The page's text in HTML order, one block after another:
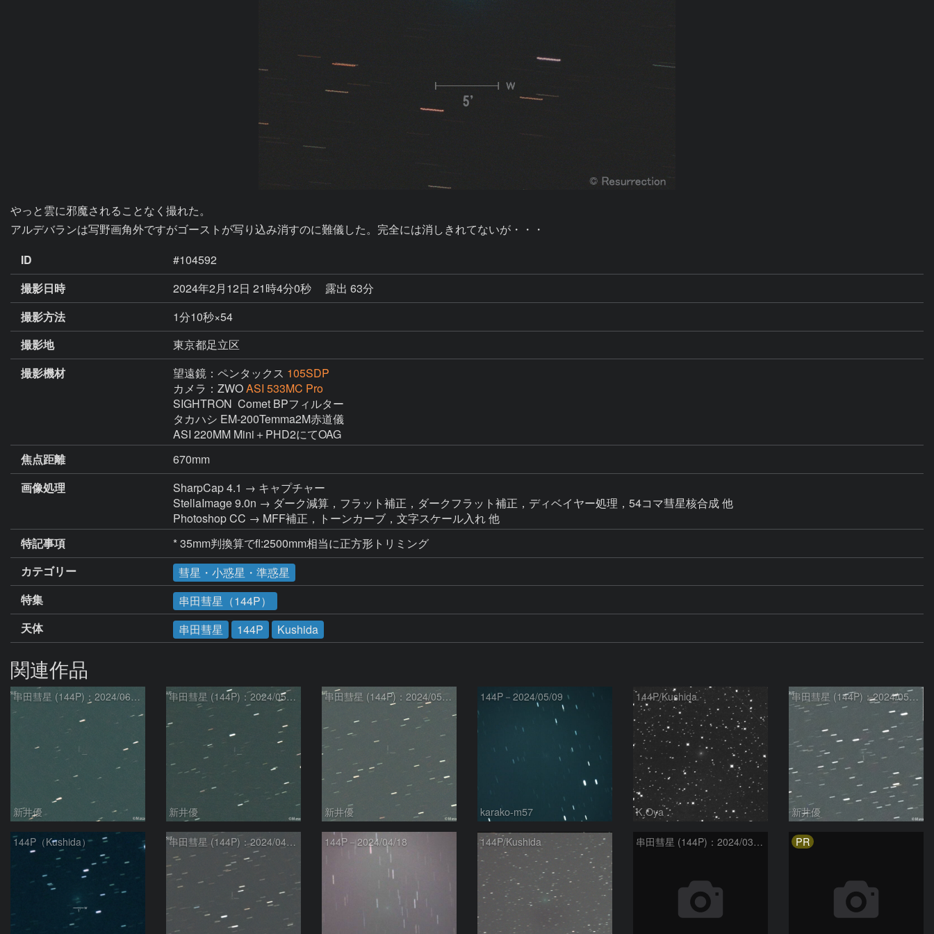
やっと雲に邪魔されることなく撮れた。
アルデバランは写野画角外ですがゴーストが写り込み消すのに難儀した。完全には消しきれてないが・・・
ID
#104592
撮影日時
2024年2月12日 21時4分0秒
露出 63分
撮影方法
1分10秒×54
撮影地
東京都足立区
撮影機材
望遠鏡：ペンタックス 105SDP
カメラ：ZWOASI 533MC Pro
SIGHTRON  Comet BPフィルター
タカハシ EM-200Temma2M赤道儀
ASI 220MM Mini＋PHD2にてOAG
焦点距離
670mm
画像処理
SharpCap 4.1 → キャプチャー
StellaImage 9.0n → ダーク減算，フラット補正，ダークフラット補正，ディベイヤー処理，54コマ彗星核合成 他
Photoshop CC → MFF補正，トーンカーブ，文字スケール入れ 他
特記事項
* 35mm判換算でfl:2500mm相当に正方形トリミング
カテゴリー
彗星・小惑星・準惑星
特集
串田彗星（144P）
天体
串田彗星 144P Kushida
関連作品
串田彗星 (144P)：2024/06/08
新井優
串田彗星 (144P)：2024/05/29
新井優
串田彗星 (144P)：2024/05/11
新井優
144P－2024/05/09
karako-m57
144P/Kushida
K.Oya
串田彗星 (144P)：2024/05/03
新井優
144P（Kushida） 串田彗星 (144P)：2024/04/25 144P－2024/04/18 144P/Kushida 串田彗星 (144P)：2024/03/27 PR